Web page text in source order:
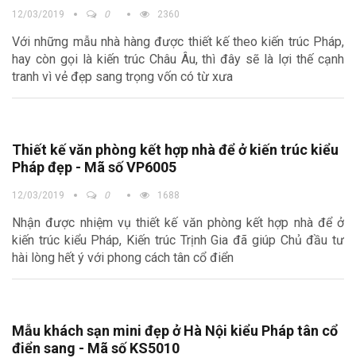
12/03/2019 0 2360
Với những mẫu nhà hàng được thiết kế theo kiến trúc Pháp,
hay còn gọi là kiến trúc Châu Âu, thì đây sẽ là lợi thế cạnh
tranh vì vẻ đẹp sang trọng vốn có từ xưa
Thiết kế văn phòng kết hợp nhà để ở kiến trúc kiểu
Pháp đẹp - Mã số VP6005
12/03/2019 0 1688
Nhận được nhiệm vụ thiết kế văn phòng kết hợp nhà để ở
kiến trúc kiểu Pháp, Kiến trúc Trịnh Gia đã giúp Chủ đầu tư
hài lòng hết ý với phong cách tân cổ điển
Mẫu khách sạn mini đẹp ở Hà Nội kiểu Pháp tân cổ
điển sang - Mã số KS5010